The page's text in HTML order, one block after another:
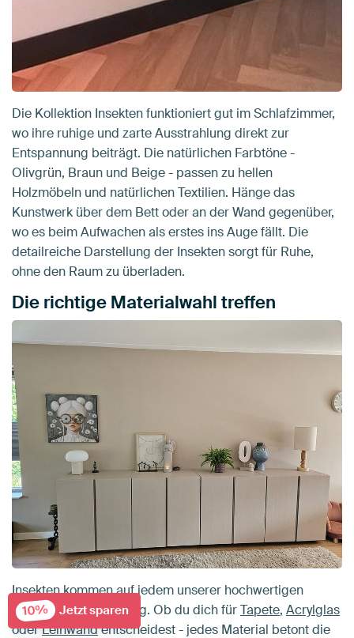
Die Kollektion Insekten funktioniert gut im Schlafzimmer,
wo ihre ruhige und zarte Ausstrahlung direkt zur
Entspannung beiträgt. Die natürlichen Farbtöne -
Olivgrün, Braun und Beige - passen zu hellen
Holzmöbeln und natürlichen Textilien. Hänge das
Kunstwerk über dem Bett oder an der Wand gegenüber,
wo es beim Aufwachen als erstes ins Auge fällt. Die
detailreiche Darstellung der Insekten sorgt für Ruhe,
ohne den Raum zu überladen.
Die richtige Materialwahl treffen
Insekten kommen auf jedem unserer hochwertigen
Materialien zur Geltung. Ob du dich fürTapete, Acrylglas
oderLeinwandentscheidest - jedes Material betont die
10% Jetzt sparen